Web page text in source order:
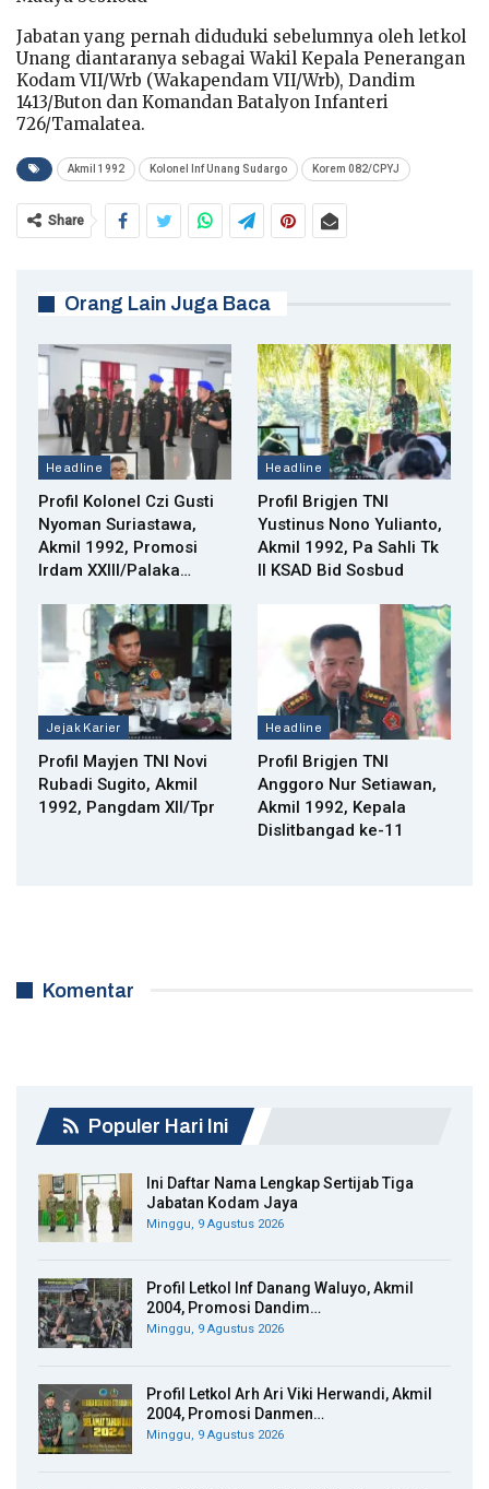
Jabatan yang pernah diduduki sebelumnya oleh letkol
Unang diantaranya sebagai Wakil Kepala Penerangan
Kodam VII/Wrb (Wakapendam VII/Wrb), Dandim
1413/Buton dan Komandan Batalyon Infanteri
726/Tamalatea.
Akmil 1992 Kolonel Inf Unang Sudargo Korem 082/CPYJ
Share
Orang Lain Juga Baca
Headline
Profil Kolonel Czi Gusti
Nyoman Suriastawa,
Akmil 1992, Promosi
Irdam XXIII/Palaka…
Headline
Profil Brigjen TNI
Yustinus Nono Yulianto,
Akmil 1992, Pa Sahli Tk
II KSAD Bid Sosbud
Jejak Karier
Profil Mayjen TNI Novi
Rubadi Sugito, Akmil
1992, Pangdam XII/Tpr
Headline
Profil Brigjen TNI
Anggoro Nur Setiawan,
Akmil 1992, Kepala
Dislitbangad ke-11
Komentar
Populer Hari Ini
Ini Daftar Nama Lengkap Sertijab Tiga
Jabatan Kodam Jaya
Minggu, 9 Agustus 2026
Profil Letkol Inf Danang Waluyo, Akmil
2004, Promosi Dandim…
Minggu, 9 Agustus 2026
Profil Letkol Arh Ari Viki Herwandi, Akmil
2004, Promosi Danmen…
Minggu, 9 Agustus 2026